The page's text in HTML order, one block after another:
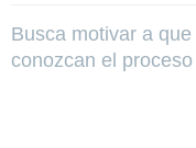
Busca motivar a
conozcan el